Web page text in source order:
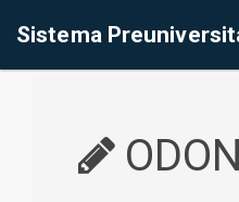
Sistema